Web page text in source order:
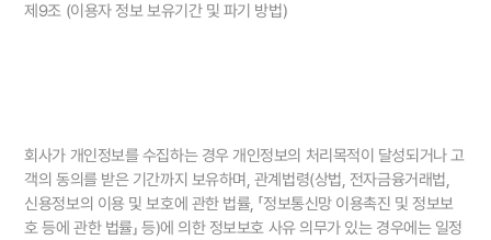
제9조 (이용자 정보 보유기간 및 파기 방법)
회사가 개인정보를 수집하는 경우 개인정보의 처리목적이 달성되거나 고
객의 동의를 받은 기간까지 보유하며, 관계법령(상법, 전자금융거래법,
신용정보의 이용 및 보호에 관한 법률, 「정보통신망 이용촉진 및 정보보
호 등에 관한 법률」 등)에 의한 정보보호 사유 의무가 있는 경우에는 일정